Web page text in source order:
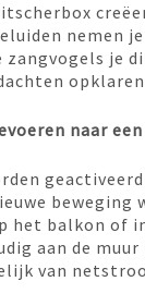
nemen
zangvogels je
naar
beweging
het balkon of
aan de
van